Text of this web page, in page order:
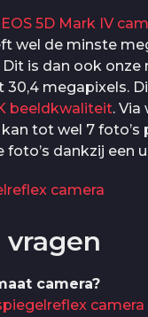
5D Mark IV
wel de minste
is dan ook
megapixels.
beeldkwaliteit. Via
tot wel 7
foto’s dankzij een
camera
camera?
camera